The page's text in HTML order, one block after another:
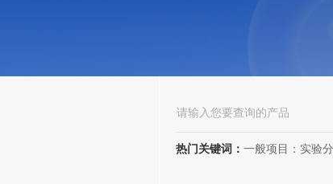
热门关键词： 一般项目：实验分析仪器制造；实验分析仪器销售；仪器仪表销售；仪器仪表制造；电子测量仪器销售；电子测量仪器制造；电子产品销售；环境保护专用设备制造；环境保护专用设备销售；办公设备销售；办公设备耗材制造；专用设备